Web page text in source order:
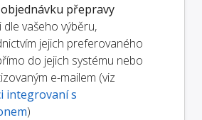
přepravy
dle vašeho výběru,
jejich preferovaného
do jejich systému nebo
e-mailem (viz
integrovaní s
)